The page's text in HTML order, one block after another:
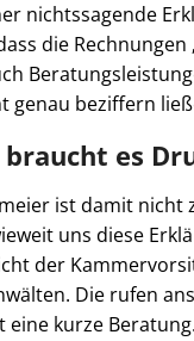
nichtssagende
die Rechnungen
genau beziffern
es
ist damit nicht
uns diese
der
Die rufen
eine kurze